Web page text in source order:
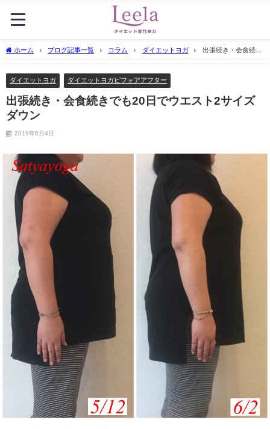
ホーム ブログ記事一覧 コラム ダイエットヨガ
出張続き・会食続き
ダイエットヨガ ダイエットヨガビフォアアフター
出張続き・会食続きでも20日でウエスト2サイズ
ダウン
2019年6月4日